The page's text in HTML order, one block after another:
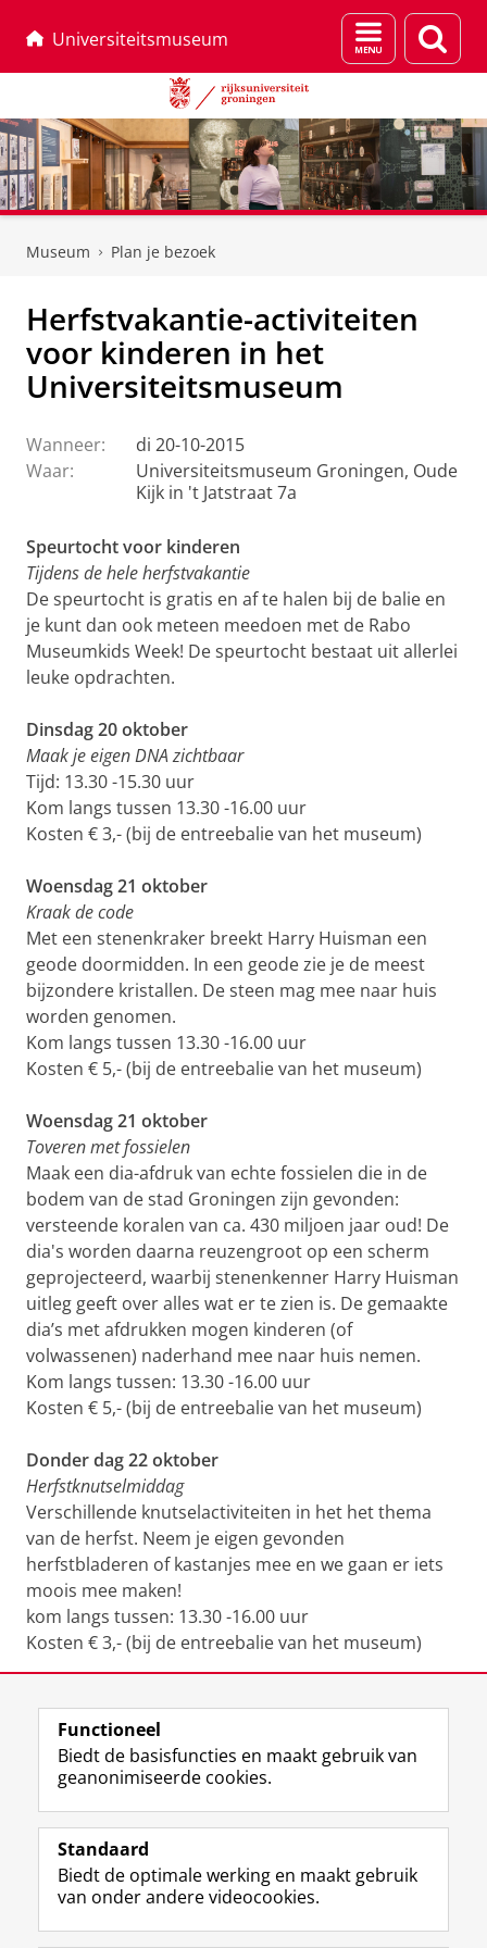
Universiteitsmuseum
Menu
en
Museum Plan je bezoek
Herfstvakantie-activiteiten
voor kinderen in het
Universiteitsmuseum
Wanneer:
di 20-10-2015
Waar:
Universiteitsmuseum Groningen, Oude
Kijk in 't Jatstraat 7a
Speurtocht voor kinderen
Tijdens de hele herfstvakantie
De speurtocht is gratis en af te halen bij de balie en
je kunt dan ook meteen meedoen met de Rabo
Museumkids Week! De speurtocht bestaat uit allerlei
leuke opdrachten.
Dinsdag 20 oktober
Maak je eigen DNA zichtbaar
Tijd: 13.30 -15.30 uur
Kom langs tussen 13.30 -16.00 uur
Kosten € 3,- (bij de entreebalie van het museum)
Woensdag 21 oktober
Kraak de code
Met een stenenkraker breekt Harry Huisman een
geode doormidden. In een geode zie je de meest
bijzondere kristallen. De steen mag mee naar huis
worden genomen.
Kom langs tussen 13.30 -16.00 uur
Kosten € 5,- (bij de entreebalie van het museum)
Woensdag 21 oktober
Toveren met fossielen
Maak een dia-afdruk van echte fossielen die in de
bodem van de stad Groningen zijn gevonden:
versteende koralen van ca. 430 miljoen jaar oud! De
dia's worden daarna reuzengroot op een scherm
geprojecteerd, waarbij stenenkenner Harry Huisman
uitleg geeft over alles wat er te zien is. De gemaakte
dia’s met afdrukken mogen kinderen (of
volwassenen) naderhand mee naar huis nemen.
Kom langs tussen: 13.30 -16.00 uur
Kosten € 5,- (bij de entreebalie van het museum)
Donderdag 22 oktober
Herfstknutselmiddag
Verschillende knutselactiviteiten in het het thema
van de herfst. Neem je eigen gevonden
herfstbladeren of kastanjes mee en we gaan er iets
moois mee maken!
kom langs tussen: 13.30 -16.00 uur
Kosten € 3,- (bij de entreebalie van het museum)
Volg ons op
F
a
e
b
T
w
t
t
I
n
t
Over het museum
Functioneel
Biedt de basisfuncties en maakt gebruik van
geanonimiseerde cookies.
Standaard
Biedt de optimale werking en maakt gebruik
van onder andere videocookies.